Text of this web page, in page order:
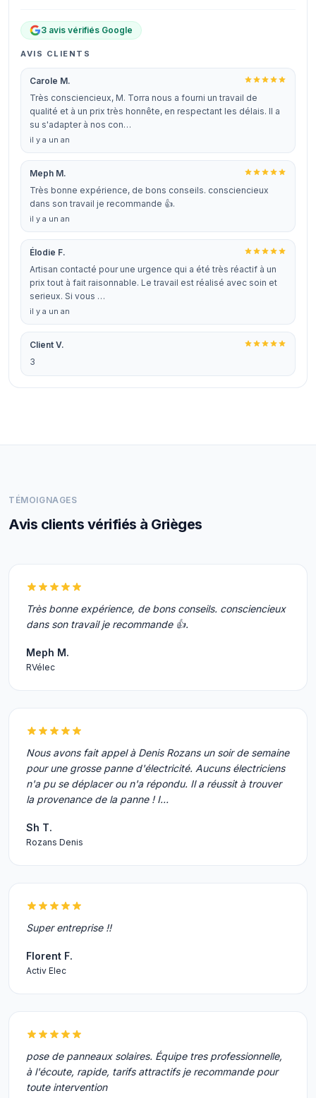
3 avis vérifiés Google
AVIS CLIENTS
Carole M.
Très consciencieux, M. Torra nous a fourni un travail de
qualité et à un prix très honnête, en respectant les délais. Il a
su s'adapter à nos con…
il y a un an
Meph M.
Très bonne expérience, de bons conseils. consciencieux
dans son travail je recommande 👍.
il y a un an
Élodie F.
Artisan contacté pour une urgence qui a été très réactif à un
prix tout à fait raisonnable. Le travail est réalisé avec soin et
serieux. Si vous …
il y a un an
Client V.
3
TÉMOIGNAGES
Avis clients vérifiés à Grièges
Très bonne expérience, de bons conseils. consciencieux
dans son travail je recommande 👍.
Meph M.
RVélec
Nous avons fait appel à Denis Rozans un soir de semaine
pour une grosse panne d'électricité. Aucuns électriciens
n'a pu se déplacer ou n'a répondu. Il a réussit à trouver
la provenance de la panne ! I…
Sh T.
Rozans Denis
Super entreprise !!
Florent F.
Activ Elec
pose de panneaux solaires. Équipe tres professionnelle,
à l'écoute, rapide, tarifs attractifs je recommande pour
toute intervention